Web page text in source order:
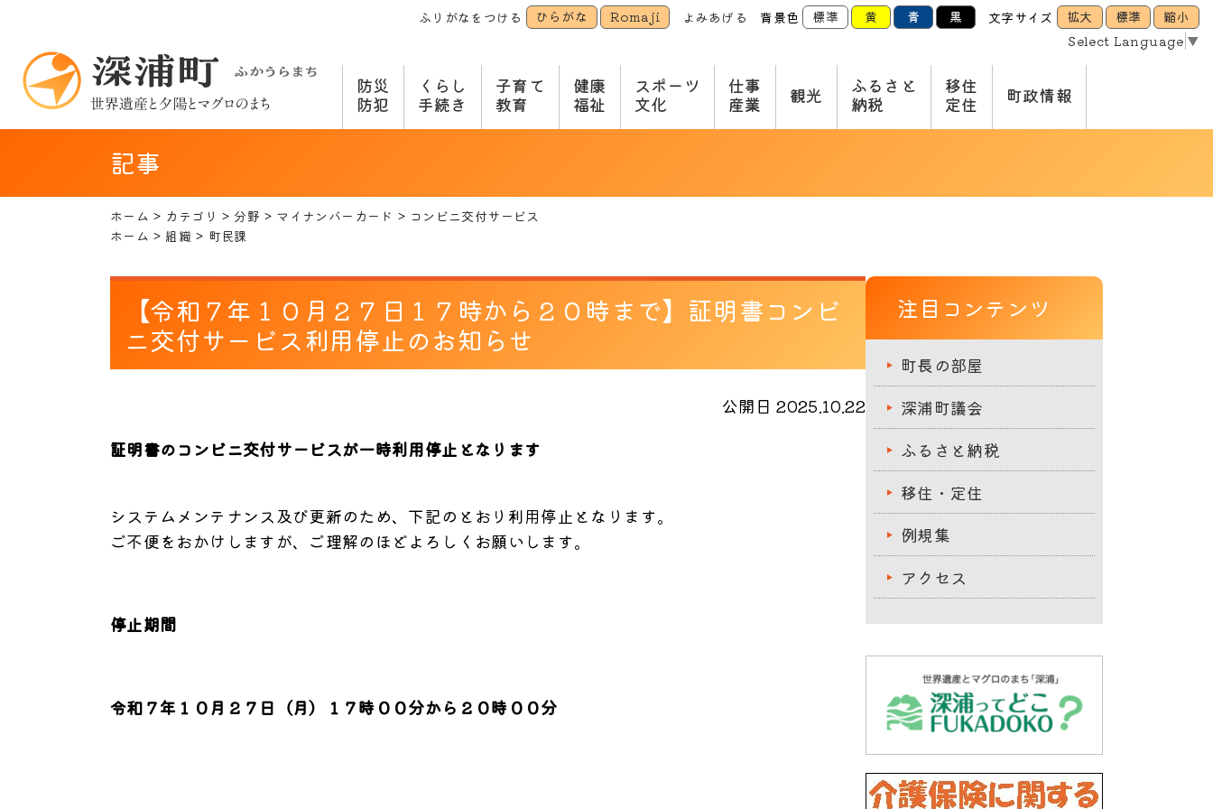
ふりがなをつける ひらがな Romaji よみあげる 背景色 標準 黄 青 黒 文字サイズ 拡大 標準
縮小
Select Language ▼
防災
防犯
くらし
手続き
子育て
教育
健康
福祉
スポーツ
文化
仕事
産業
観光
ふるさと
納税
移住
定住
町政情報
記事
ホーム カテゴリ 分野 マイナンバーカード
コンビニ交付サービス
ホーム
組織 町民課
【令和７年１０月２７日１７時から２０時まで】証明書コンビ
ニ交付サービス利用停止のお知らせ
公開日 2025.10.22
証明書のコンビニ交付サービスが一時利用停止となります
システムメンテナンス及び更新のため、下記のとおり利用停止となります。
ご不便をおかけしますが、ご理解のほどよろしくお願いします。
停止期間
令和７年１０月２７日（月）１７時００分から２０時００分
注目コンテンツ
町長の部屋
深浦町議会
ふるさと納税
移住・定住
例規集
アクセス